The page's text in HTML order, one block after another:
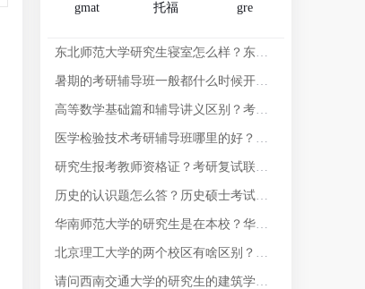
gmat
托福 gre
东北师范大学研究生寝室怎么样？东北师范大学有内部考研吗？
暑期的考研辅导班一般都什么时候开课？大学校院内都有考研辅导班吗？
高等数学基础篇和辅导讲义区别？考研数学基础篇跟辅导讲义区别？
医学检验技术考研辅导班哪里的好？医学影像学研究生院校排名？
研究生报考教师资格证？考研复试联系导师，导师说叫我好好准备复试，他们不提供辅导，复试自己想办法。我应该怎么办？
历史的认识题怎么答？历史硕士考试科目？
华南师范大学的研究生是在本校？华南师范大学教育学考研333教育综合考试参考书目有哪些？
北京理工大学的两个校区有啥区别？房山大学城有什么大学？
请问西南交通大学的研究生的建筑学质量如何？西南交通大学建筑学就业情况？